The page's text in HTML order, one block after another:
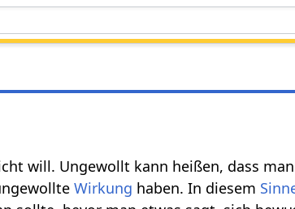
will. Ungewollt kann heißen, dass
Wirkung haben. In diesem